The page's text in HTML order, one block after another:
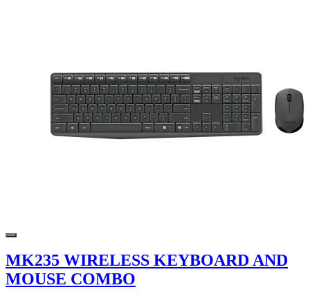
MK235 WIRELESS KEYBOARD AND
MOUSE COMBO